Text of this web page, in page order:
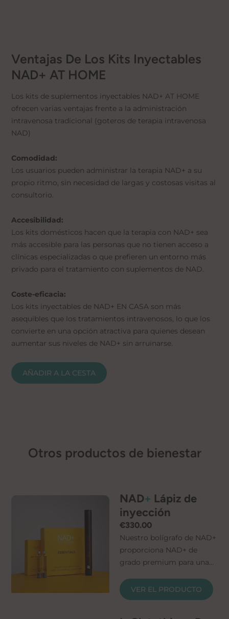
Ventajas De Los Kits Inyectables
NAD+ AT HOME
Los kits de suplementos inyectables NAD+ AT HOME
ofrecen varias ventajas frente a la administración
intravenosa tradicional (goteros de terapia intravenosa
NAD)
Comodidad:
Los usuarios pueden administrar la terapia NAD+ a su
propio ritmo, sin necesidad de largas y costosas visitas al
consultorio.
Accesibilidad:
Los kits domésticos hacen que la terapia con NAD+ sea
más accesible para las personas que no tienen acceso a
clínicas especializadas o que prefieren un entorno más
privado para el tratamiento con suplementos de NAD.
Coste-eficacia:
Los kits inyectables de NAD+ EN CASA son más
asequibles que los tratamientos intravenosos, lo que los
convierte en una opción atractiva para quienes desean
aumentar sus niveles de NAD+ sin arruinarse.
AÑADIR A LA CESTA
Otros productos de bienestar
NAD+ Lápiz de
inyección
€330.00
Nuestro bolígrafo de NAD+
proporciona NAD+ de
grado premium para una
casa. Simplemente
conecte la microaguja y el
VER EL PRODUCTO